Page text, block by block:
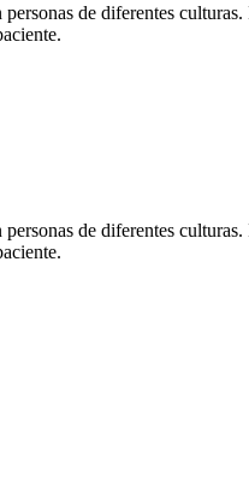
de diferentes
de diferentes